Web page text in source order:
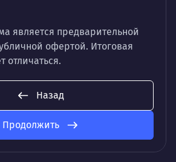
является предварительной
офертой. Итоговая
отличаться.
Назад
Продолжить